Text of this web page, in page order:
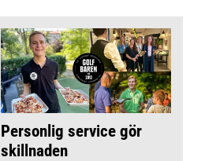
Personlig service gör
skillnaden